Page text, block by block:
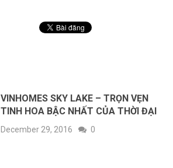
VINHOMES SKY LAKE – TRỌN VẸN
TINH HOA BẬC NHẤT CỦA THỜI ĐẠI
December 29, 2016 0